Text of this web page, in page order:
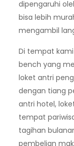
dipengaruhi
bisa lebih
mengambil
Di tempat
bench yang
loket antri
dengan tiang
antri hotel,
tempat
tagihan
pembelian